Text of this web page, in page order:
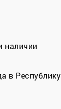
наличии
в Республику